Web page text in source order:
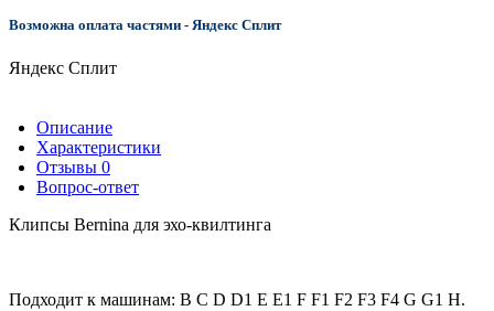
Возможна оплата частями - Яндекс Сплит
Яндекс Сплит
Описание
Характеристики
Отзывы 0
Вопрос-ответ
Клипсы Bernina для эхо-квилтинга
Подходит к машинам: B C D D1 E E1 F F1 F2 F3 F4 G G1 H.